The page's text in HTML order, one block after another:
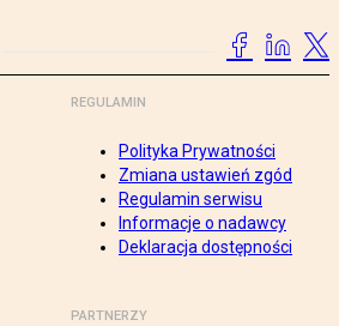
REGULAMIN
Polityka Prywatności
Zmiana ustawień zgód
Regulamin serwisu
Informacje o nadawcy
Deklaracja dostępności
PARTNERZY